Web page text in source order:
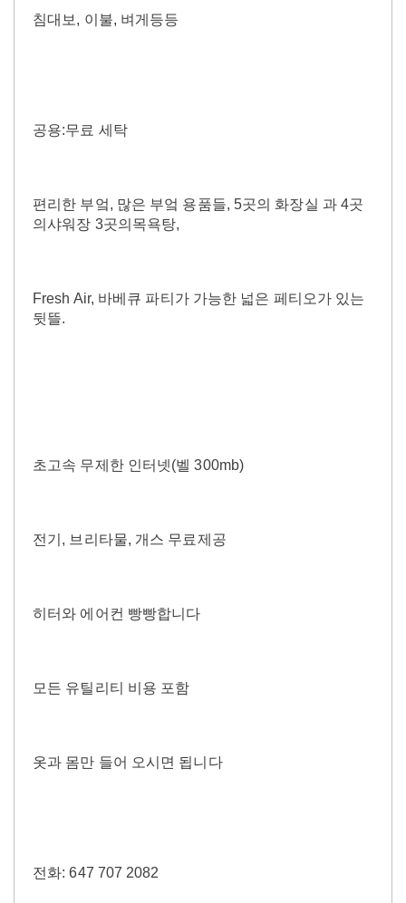
침대보, 이불, 벼게등등
공용:무료 세탁
편리한 부엌, 많은 부엌 용품들, 5곳의 화장실 과 4곳
의샤워장 3곳의목욕탕,
Fresh Air, 바베큐 파티가 가능한 넓은 페티오가 있는
뒷뜰.
초고속 무제한 인터넷(벨 300mb)
전기, 브리타물, 개스 무료제공
히터와 에어컨 빵빵합니다
모든 유틸리티 비용 포함
옷과 몸만 들어 오시면 됩니다
전화: 647 707 2082